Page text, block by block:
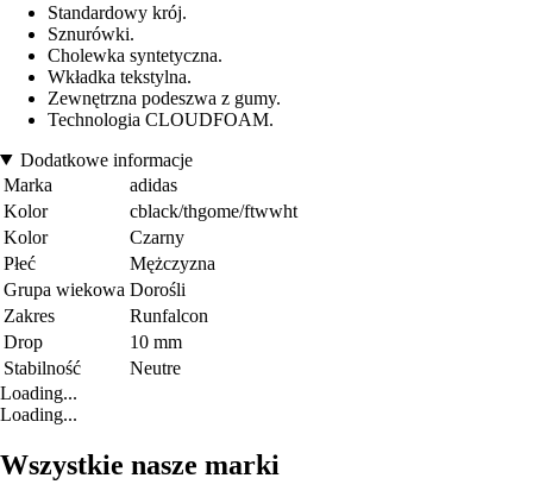
Standardowy krój.
Sznurówki.
Cholewka syntetyczna.
Wkładka tekstylna.
Zewnętrzna podeszwa z gumy.
Technologia CLOUDFOAM.
Dodatkowe informacje
Marka
adidas
Kolor
cblack/thgome/ftwwht
Kolor
Czarny
Płeć
Mężczyzna
Grupa wiekowa Dorośli
Zakres
Runfalcon
Drop
10 mm
Stabilność
Neutre
Loading...
Loading...
Wszystkie nasze marki